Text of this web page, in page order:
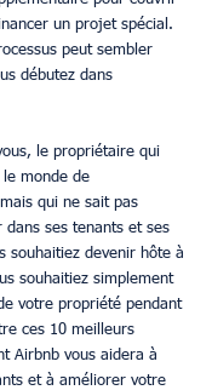
un projet spécial.
peut sembler
débutez dans
le propriétaire qui
monde de
qui ne sait pas
ses tenants et ses
souhaitiez devenir hôte à
souhaitiez simplement
votre propriété pendant
ces 10 meilleurs
Airbnb vous aidera à
et à améliorer votre